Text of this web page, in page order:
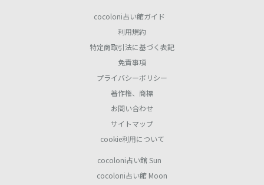
cocoloni占い館ガイド
利用規約
特定商取引法に基づく表記
免責事項
プライバシーポリシー
著作権、商標
お問い合わせ
サイトマップ
cookie利用について
cocoloni占い館 Sun
cocoloni占い館 Moon